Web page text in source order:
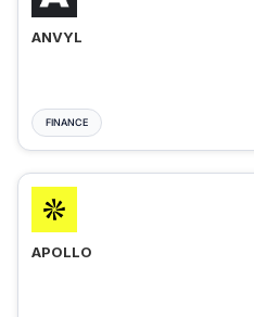
ANVYL
FINANCE
APOLLO